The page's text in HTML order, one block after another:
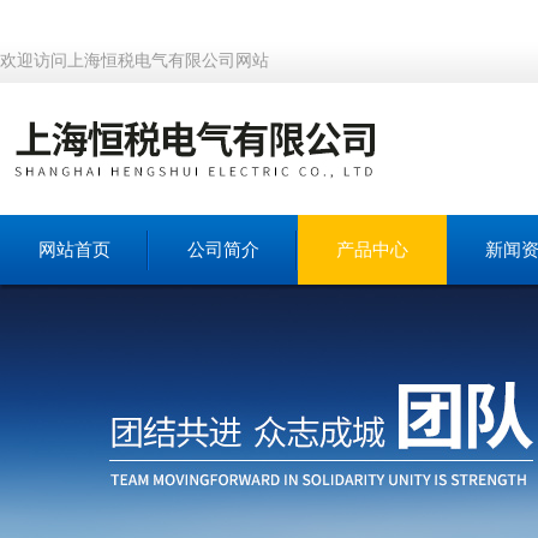
欢迎访问上海恒税电气有限公司网站
网站首页 公司简介 产品中心 新闻